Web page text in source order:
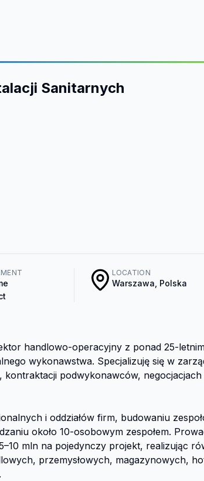
Sanitarnych
LOCATION
Warszawa, Polska
handlowo-operacyjny z ponad 25-
wykonawstwa. Specjalizuję się w
podwykonawców,
i oddziałów firm, budowaniu
około 10-osobowym zespołem.
mln na pojedynczy projekt, realizując
przemysłowych, magazynowych,